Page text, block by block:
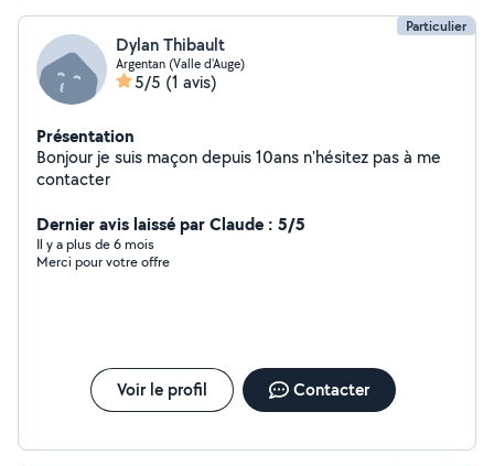
Particulier
Dylan Thibault
Argentan (Valle d'Auge)
5/5 (1 avis)
Présentation
Bonjour je suis maçon depuis 10ans n'hésitez pas à me
contacter
Dernier avis laissé par Claude : 5/5
Il y a plus de 6 mois
Merci pour votre offre
Voir le profil Contacter